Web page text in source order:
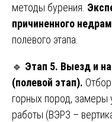
методы бурения.
причиненного недрам
полевого этапа.
🔹 Этап 5. Выезд и
(полевой этап).
горных пород, замеры
работы (ВЭРЗ –